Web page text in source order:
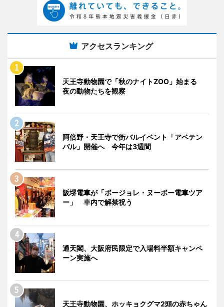
アクセスランキング
天王寺動物園で「秋のナイトZOO」始まる
夜の動物たちを観察
阿倍野・天王寺で街バルイベント「アベテン
バル」開催へ 今年は3週間
阪堺電車が「ボージョレ・ヌーボー電車ツア
ー」 車内で解禁祝う
通天閣、大阪府民限定で入場料半額キャンペ
ーン実施へ
天王寺動物園、ホッキョクグマ2頭の赤ちゃん